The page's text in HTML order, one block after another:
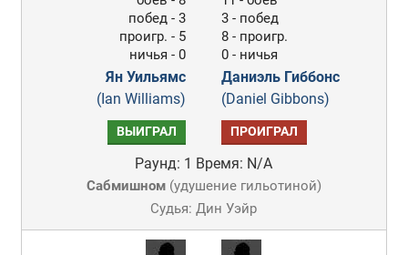
побед - 3
проигр. - 5
ничья - 0
Ян Уильямс
(Ian Williams)
3 - побед
8 - проигр.
0 - ничья
Даниэль Гиббонс
(Daniel Gibbons)
ВЫИГРАЛ ПРОИГРАЛ
Раунд: 1 Время: N/A
Сабмишном(удушение гильотиной)
Судья: Дин Уэйр